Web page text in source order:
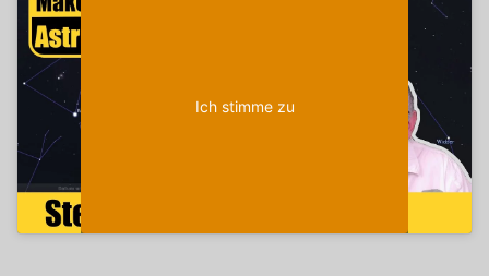
Ich stimme zu